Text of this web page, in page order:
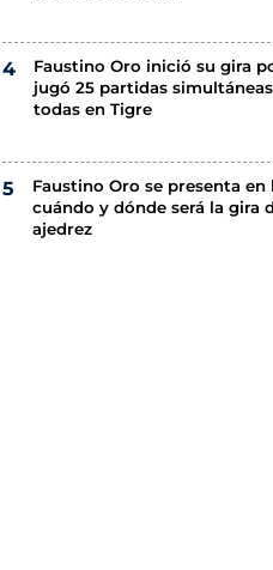
Faustino Oro inició su gira
jugó 25 partidas
todas en Tigre
Faustino Oro se presenta en
cuándo y dónde será la gira
ajedrez